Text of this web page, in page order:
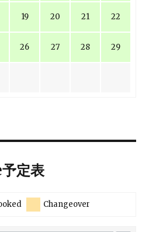
19 20 21 22
26 27 28 29
定表
Changeover